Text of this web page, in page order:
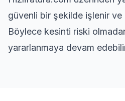
güvenli bir şekilde işlenir ve
Böylece kesinti riski
yararlanmaya devam